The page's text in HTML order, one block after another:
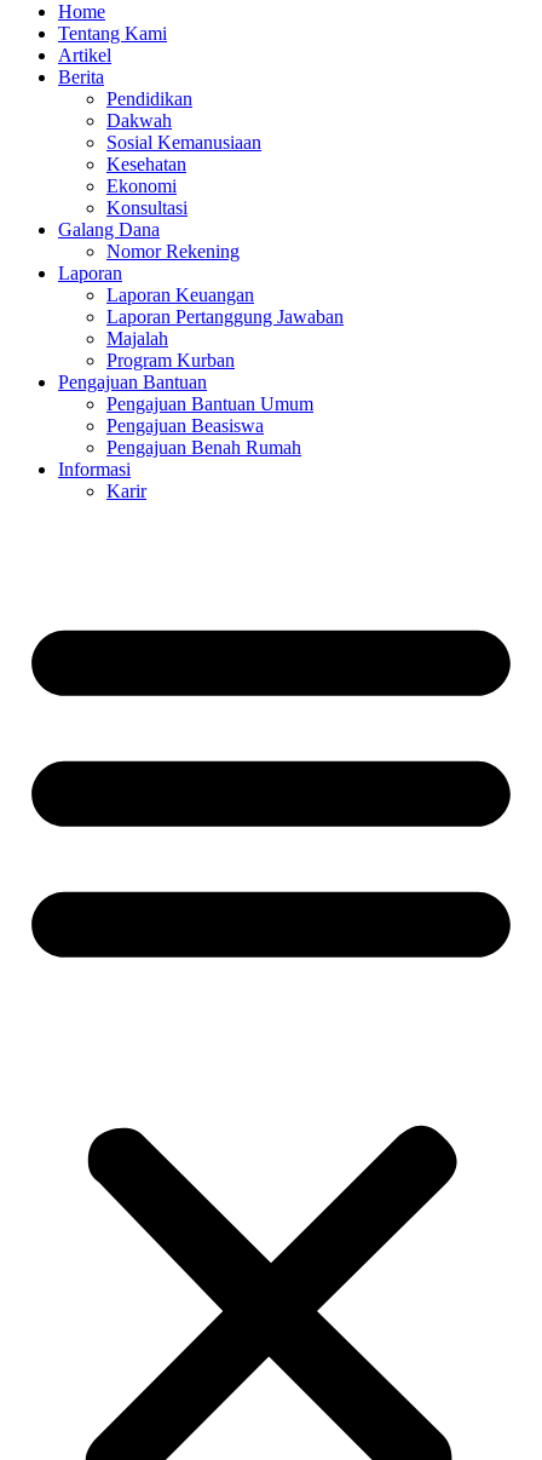
Home
Tentang Kami
Artikel
Berita
Pendidikan
Dakwah
Sosial Kemanusiaan
Kesehatan
Ekonomi
Konsultasi
Galang Dana
Nomor Rekening
Laporan
Laporan Keuangan
Laporan Pertanggung Jawaban
Majalah
Program Kurban
Pengajuan Bantuan
Pengajuan Bantuan Umum
Pengajuan Beasiswa
Pengajuan Benah Rumah
Informasi
Karir